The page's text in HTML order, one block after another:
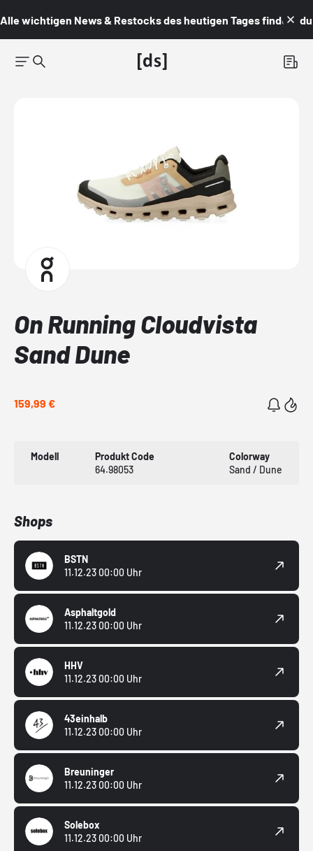
Alle wichtigen News & Restocks des heutigen Tages findest du
On Running Cloudvista
Sand Dune
159,99 €
Modell
Produkt Code
64.98053
Colorway
Sand / Dune
Shops
BSTN
11.12.23 00:00 Uhr
Asphaltgold
11.12.23 00:00 Uhr
HHV
11.12.23 00:00 Uhr
43einhalb
11.12.23 00:00 Uhr
Breuninger
11.12.23 00:00 Uhr
Solebox
11.12.23 00:00 Uhr